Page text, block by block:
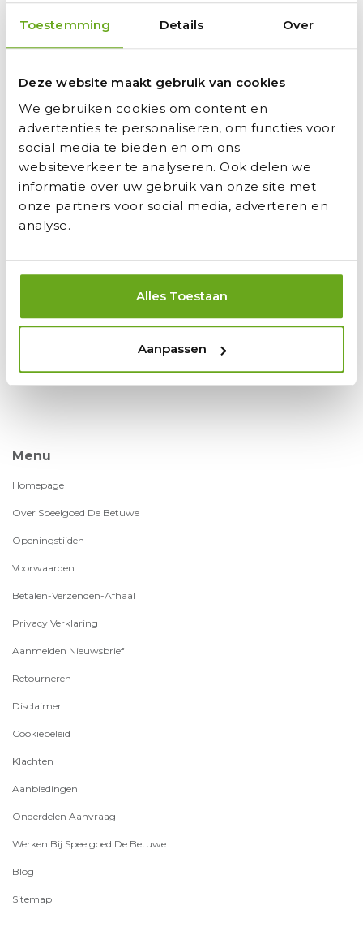
Toestemming Details Over
Deze website maakt gebruik van cookies
We gebruiken cookies om content en
advertenties te personaliseren, om functies voor
social media te bieden en om ons
websiteverkeer te analyseren. Ook delen we
informatie over uw gebruik van onze site met
onze partners voor social media, adverteren en
analyse.
Alles Toestaan
Aanpassen
Afmetingen: 37.5 x 17 x 21cm
Energievoorziening tractor: 4 AA-batterijen
Energievoorziening afstandsbediening: 2 AA-
batterijen
Batterijen NIET inbegrepen
Review Toevoegen
Menu
Homepage
Over Speelgoed De Betuwe
Openingstijden
Voorwaarden
Betalen-Verzenden-Afhaal
Privacy Verklaring
Aanmelden Nieuwsbrief
Retourneren
Disclaimer
Cookiebeleid
Klachten
Aanbiedingen
Onderdelen Aanvraag
Werken Bij Speelgoed De Betuwe
Blog
Sitemap